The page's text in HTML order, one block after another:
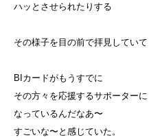
ハッとさせられたりする
その様子を目の前で拝見していて
BIカードがもうすでに
その方々を応援するサポーターに
なっているんだなあ〜
すごいな〜と感じていた。